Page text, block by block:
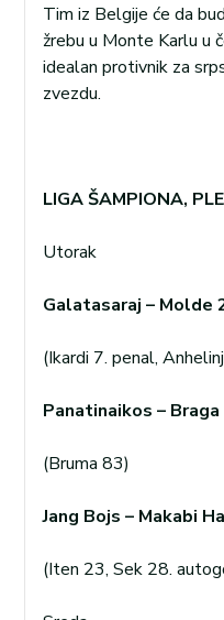
Tim iz Belgije će da
žrebu u Monte Karlu u
idealan protivnik za
zvezdu.
LIGA ŠAMPIONA,
Utorak
Galatasaraj – Molde
(Ikardi 7. penal,
Panatinaikos –
(Bruma 83)
Jang Bojs – Makabi
(Iten 23, Sek 28.